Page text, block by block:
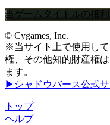
当ゲームタイトルの権
© Cygames, Inc.
※当サイト上で使用し
権、その他知的財産権
ます。
▶シャドウバース公式サ
トップ
ヘルプ